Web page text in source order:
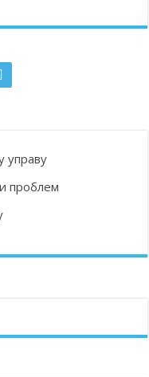
управу
проблем